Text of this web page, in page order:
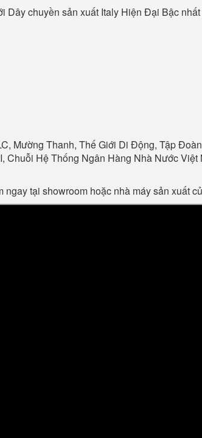
Dây chuyền sản xuất Italy Hiện Đại Bậc
Mường Thanh, Thế Giới Di Động, Tập
Hệ Thống Ngân Hàng Nhà Nước Việt
tại showroom hoặc nhà máy sản xuất